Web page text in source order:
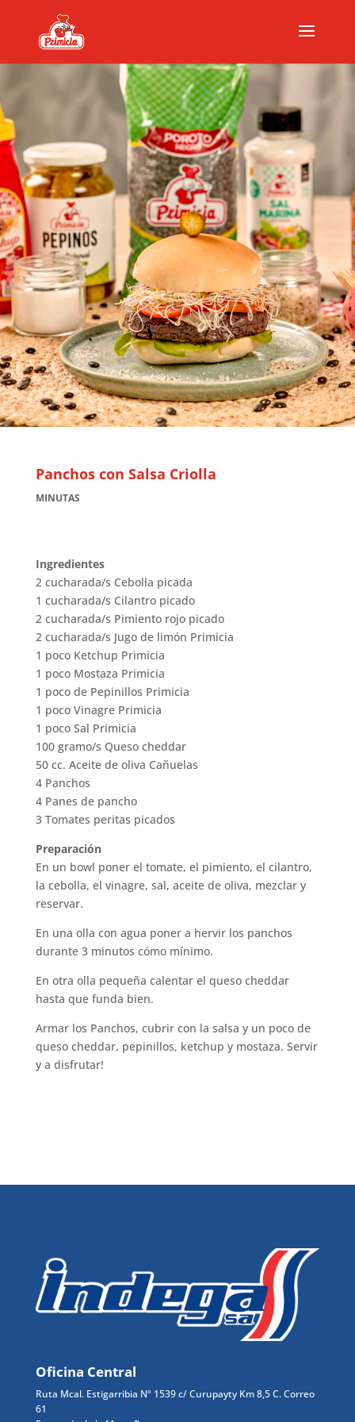
Panchos con Salsa Criolla
MINUTAS
Ingredientes
2 cucharada/s Cebolla picada
1 cucharada/s Cilantro picado
2 cucharada/s Pimiento rojo picado
2 cucharada/s Jugo de limón Primicia
1 poco Ketchup Primicia
1 poco Mostaza Primicia
1 poco de Pepinillos Primicia
1 poco Vinagre Primicia
1 poco Sal Primicia
100 gramo/s Queso cheddar
50 cc. Aceite de oliva Cañuelas
4 Panchos
4 Panes de pancho
3 Tomates peritas picados
Preparación
En un bowl poner el tomate, el pimiento, el cilantro,
la cebolla, el vinagre, sal, aceite de oliva, mezclar y
reservar.
En una olla con agua poner a hervir los panchos
durante 3 minutos cómo mínimo.
En otra olla pequeña calentar el queso cheddar
hasta que funda bien.
Armar los Panchos, cubrir con la salsa y un poco de
queso cheddar, pepinillos, ketchup y mostaza. Servir
y a disfrutar!
Oficina Central
Ruta Mcal. Estigarribia Nº 1539c/ Curupayty Km 8,5 C. Correo
61